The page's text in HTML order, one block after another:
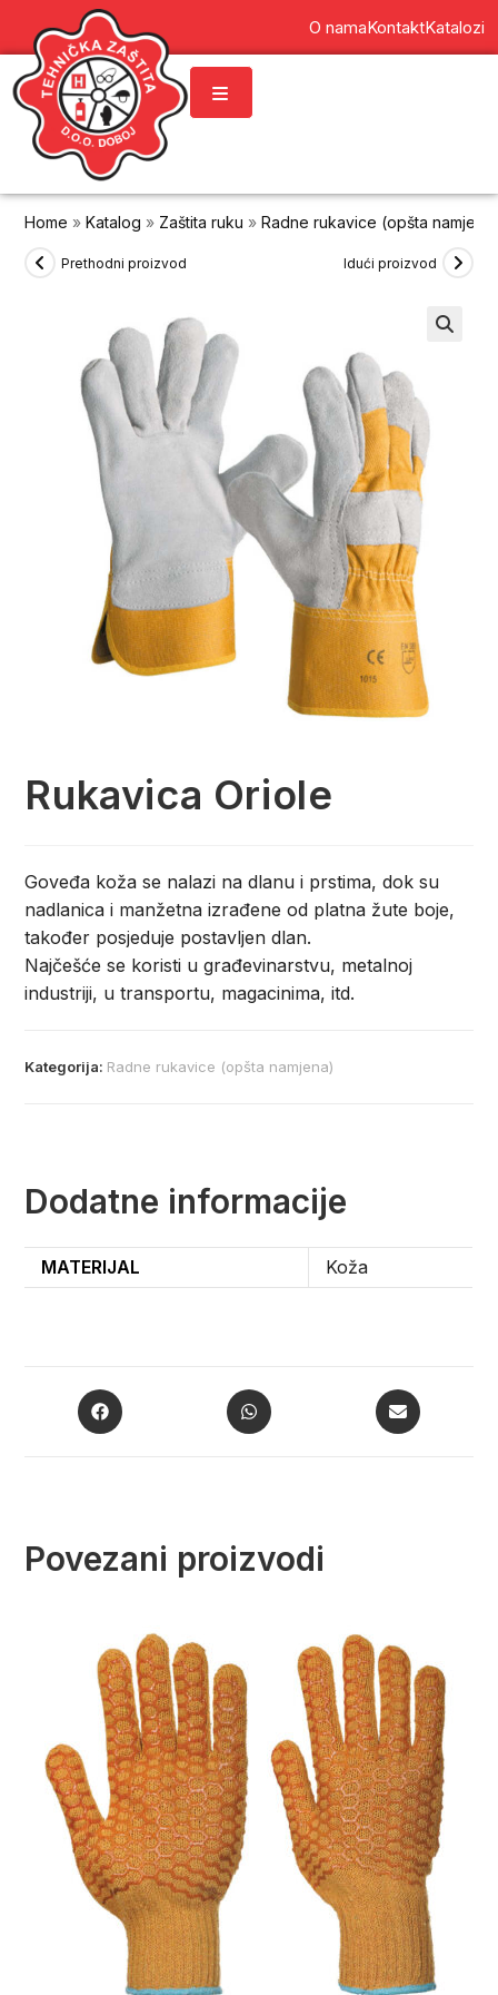
O namaKontaktKatalozi
Home »Katalog » Zaštita ruku »Radne rukavice (opšta
Prethodni proizvod Idući proizvod
Rukavica Oriole
Goveđa koža se nalazi na dlanu i prstima, dok su
nadlanica i manžetna izrađene od platna žute boje,
također posjeduje postavljen dlan.
Najčešće se koristi u građevinarstvu, metalnoj
industriji, u transportu, magacinima, itd.
Kategorija: Radne rukavice (opšta namjena)
Dodatne informacije
MATERIJAL Koža
Povezani proizvodi